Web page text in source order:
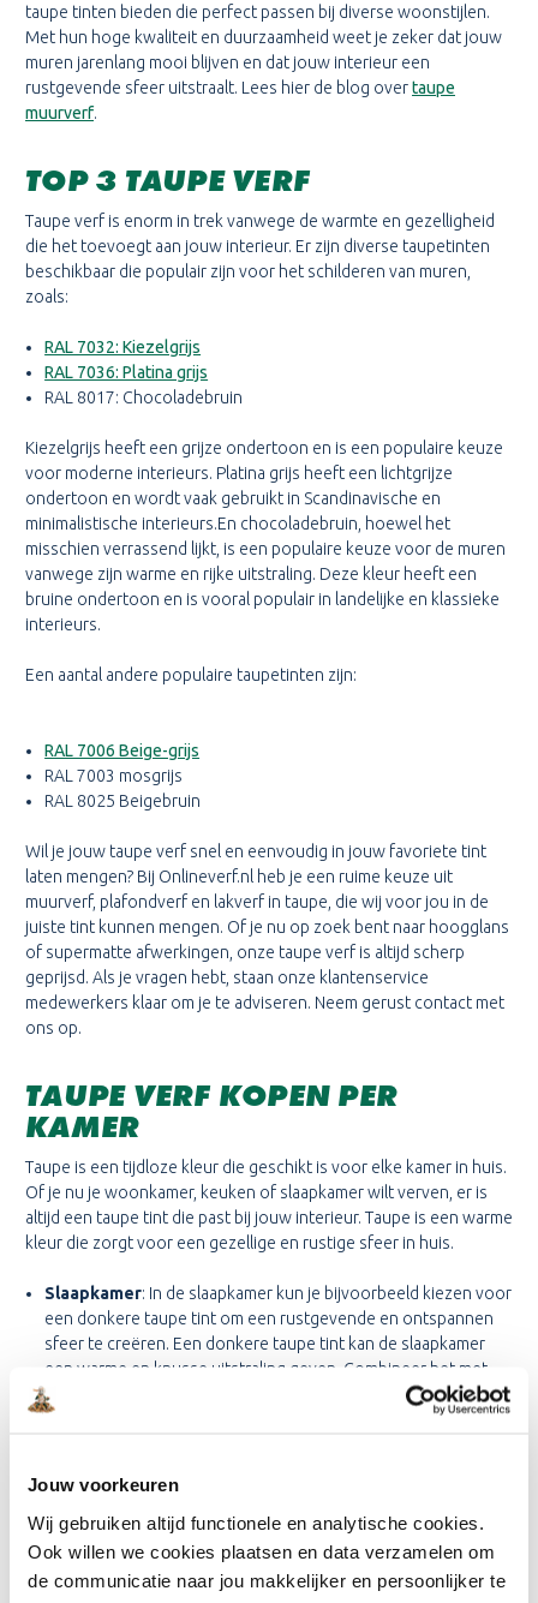
Jouw voorkeuren
Wij gebruiken altijd functionele en analytische cookies.
Ook willen we cookies plaatsen en data verzamelen om
de communicatie naar jou makkelijker en persoonlijker te
taupe tinten bieden die perfect passen bij diverse woonstijlen.
Met hun hoge kwaliteit en duurzaamheid weet je zeker dat jouw
muren jarenlang mooi blijven en dat jouw interieur een
rustgevende sfeer uitstraalt. Lees hier de blog overtaupe
muurverf.
TOP 3 TAUPE VERF
Taupe verf is enorm in trek vanwege de warmte en gezelligheid
die het toevoegt aan jouw interieur. Er zijn diverse taupetinten
beschikbaar die populair zijn voor het schilderen van muren,
zoals:
RAL 7032: Kiezelgrijs
RAL 7036: Platina grijs
RAL 8017: Chocoladebruin
Kiezelgrijs heeft een grijze ondertoon en is een populaire keuze
voor moderne interieurs. Platina grijs heeft een lichtgrijze
ondertoon en wordt vaak gebruikt in Scandinavische en
minimalistische interieurs.En chocoladebruin, hoewel het
misschien verrassend lijkt, is een populaire keuze voor de muren
vanwege zijn warme en rijke uitstraling. Deze kleur heeft een
bruine ondertoon en is vooral populair in landelijke en klassieke
interieurs.
Een aantal andere populaire taupetinten zijn:
RAL 7006 Beige-grijs
RAL 7003 mosgrijs
RAL 8025 Beigebruin
Wil je jouw taupe verf snel en eenvoudig in jouw favoriete tint
laten mengen? Bij Onlineverf.nl heb je een ruime keuze uit
muurverf, plafondverf en lakverf in taupe, die wij voor jou in de
juiste tint kunnen mengen. Of je nu op zoek bent naar hoogglans
of supermatte afwerkingen, onze taupe verf is altijd scherp
geprijsd. Als je vragen hebt, staan onze klantenservice
medewerkers klaar om je te adviseren. Neem gerust contact met
ons op.
TAUPE VERF KOPEN PER
KAMER
Taupe is een tijdloze kleur die geschikt is voor elke kamer in huis.
Of je nu je woonkamer, keuken of slaapkamer wilt verven, er is
altijd een taupe tint die past bij jouw interieur. Taupe is een warme
kleur die zorgt voor een gezellige en rustige sfeer in huis.
Slaapkamer: In de slaapkamer kun je bijvoorbeeld kiezen voor
een donkere taupe tint om een rustgevende en ontspannen
sfeer te creëren. Een donkere taupe tint kan de slaapkamer
een warme en knusse uitstraling geven. Combineer het met
zachte pastelkleuren, zoals lichtroze of lila, voor een
romantische sfeer. Of kies voor witte accenten om het geheel
taupe, maar dan misschien juist in een lichtere tint. Lichtere
taupe tinten kunnen de woonkamer namelijk een ruimtelijk
gevoel geven. Combineer het met groen, blauw of okergeel
voor een warme en gezellige uitstraling. Wil je een moderne
en strakke look? Combineer de taupe tint dan met zwart of